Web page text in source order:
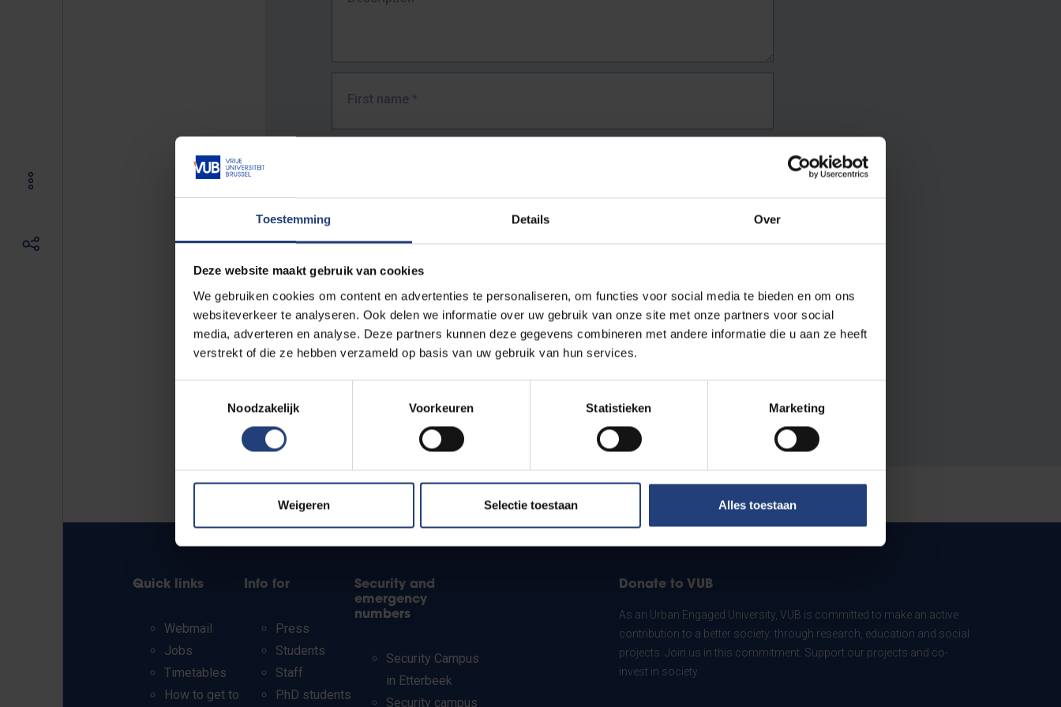
Toestemming Details Over
Deze website maakt gebruik van cookies
We gebruiken cookies om content en advertenties te personaliseren, om functies voor social media te bieden en om ons
websiteverkeer te analyseren. Ook delen we informatie over uw gebruik van onze site met onze partners voor social
media, adverteren en analyse. Deze partners kunnen deze gegevens combineren met andere informatie die u aan ze heeft
verstrekt of die ze hebben verzameld op basis van uw gebruik van hun services.
Noodzakelijk
Voorkeuren Statistieken Marketing
Weigeren Selectie toestaan Alles toestaan
First name *
The full URL of the page where you encountered the error.
E.g. https://www.vub.be/nl/studeren-aan-de-vub/alle-opleidingen
Quick links
Webmail
Jobs
Timetables
How to get to
Info for
Press
Students
Staff
PhD students
Security and
emergency
numbers
Security Campus
in Etterbeek
Security campus
Donate to VUB
As an Urban Engaged University, VUB is committed to make an active
contribution to a better society: through research, education and social
projects. Join us in this commitment. Support our projects and co-
invest in society.